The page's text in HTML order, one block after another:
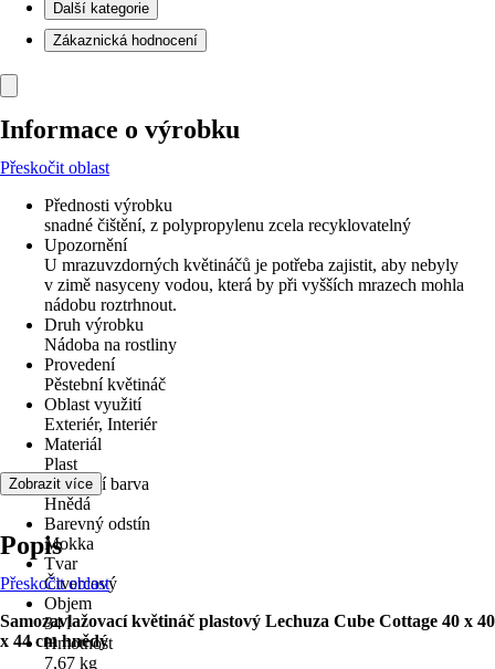
Další kategorie
Zákaznická hodnocení
Informace o výrobku
Přeskočit oblast
Přednosti výrobku
snadné čištění, z polypropylenu zcela recyklovatelný
Upozornění
U mrazuvzdorných květináčů je potřeba zajistit, aby nebyly
v zimě nasyceny vodou, která by při vyšších mrazech mohla
nádobu roztrhnout.
Druh výrobku
Nádoba na rostliny
Provedení
Pěstební květináč
Oblast využití
Exteriér, Interiér
Materiál
Plast
Základní barva
Hnědá
Barevný odstín
Mokka
Tvar
Čtvercový
Objem
34 l
Hmotnost
7,67 kg
Zobrazit více
Popis
Přeskočit oblast
Samozavlažovací květináč plastový Lechuza Cube Cottage 40 x 40
x 44 cm hnědý